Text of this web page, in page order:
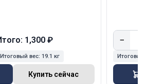
1,300 ₽
Итоговый вес: 19.1 кг
Купить сейчас
−